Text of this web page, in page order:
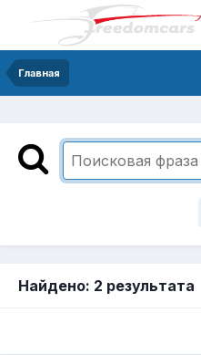
Главная
Найдено: 2 результата